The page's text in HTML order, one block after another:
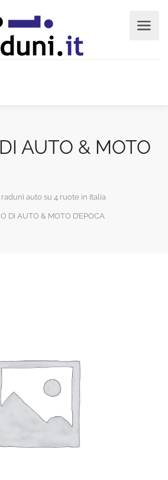
AUTO & MOTO
auto su 4 ruote in Italia
DI AUTO & MOTO D’EPOCA